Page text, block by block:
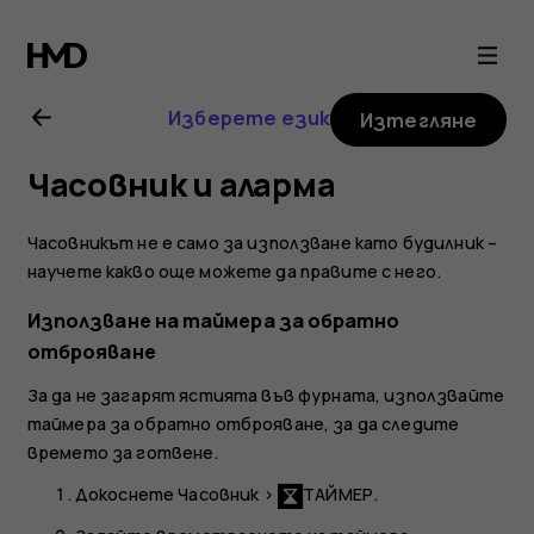
Ръководство
на
потребителя
за
Nokia
8.1
Изберете език Изтегляне
Часовник и аларма
Часовникът не е само за използване като будилник –
научете какво още можете да правите с него.
Използване на таймера за обратно
отброяване
За да не загарят ястията във фурната, използвайте
таймера за обратно отброяване, за да следите
времето за готвене.
ДокоснетеЧасовник > ТАЙМЕР.